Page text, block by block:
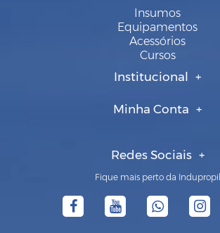
Insumos
Equipamentos
Acessórios
Cursos
Institucional
Minha Conta
Redes Sociais
Fique mais perto da Indupropil